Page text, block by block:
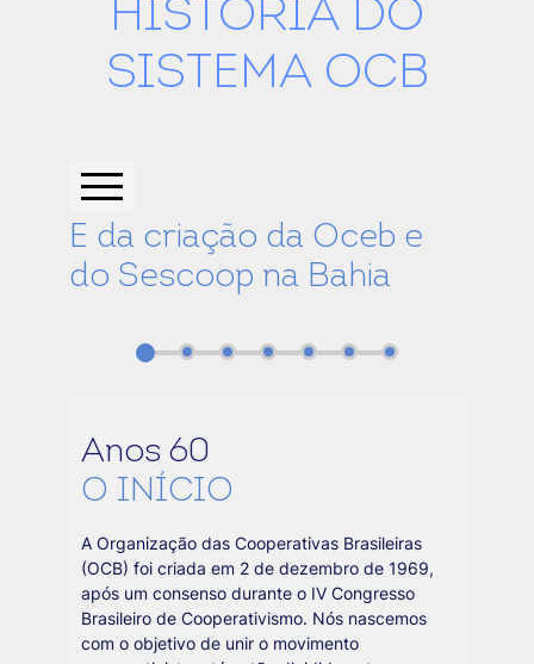
HISTÓRIA DO
SISTEMA OCB
E da criação da Oceb e
do Sescoop na Bahia
Anos 60
O INÍCIO
A Organização das Cooperativas Brasileiras
(OCB) foi criada em 2 de dezembro de 1969,
após um consenso durante o IV Congresso
Brasileiro de Cooperativismo. Nós nascemos
com o objetivo de unir o movimento